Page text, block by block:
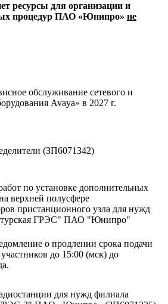
ресурсы для организации и
процедур ПАО «Юнипро» не
обслуживание сетевого и
Avaya» в 2027 г.
(ЗП6071342)
по установке дополнительных
верхней полусфере
пристанционного узла для нужд
ГРЭС" ПАО "Юнипро"
о продлении срока подачи
до 15:00 (мск) до
для нужд филиала